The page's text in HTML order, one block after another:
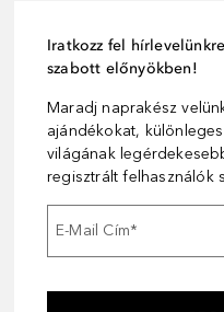
Iratkozz fel
szabott előnyökben!
Maradj naprakész
ajándékokat,
világának
regisztrált felhasználók
E-Mail Cím*